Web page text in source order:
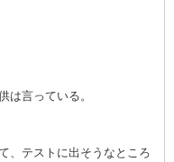
は言っている。
、テストに出そうなところ